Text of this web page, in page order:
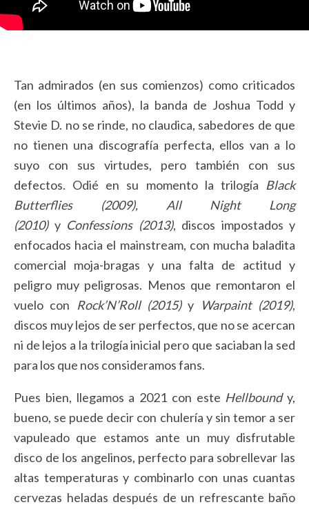
Tan admirados (en sus comienzos) como criticados
(en los últimos años), la banda de Joshua Todd y
Stevie D. no se rinde, no claudica, sabedores de que
no tienen una discografía perfecta, ellos van a lo
suyo con sus virtudes, pero también con sus
defectos. Odié en su momento la trilogía Black
Butterflies (2009), All Night Long
(2010) yConfessions (2013), discos impostados y
enfocados hacia el mainstream, con mucha baladita
comercial moja-bragas y una falta de actitud y
peligro muy peligrosas. Menos que remontaron el
vuelo con Rock’N’Roll (2015)y Warpaint (2019),
discos muy lejos de ser perfectos, que no se acercan
ni de lejos a la trilogía inicial pero que saciaban la sed
para los que nos consideramos fans.
Pues bien, llegamos a 2021 con este Hellboundy,
bueno, se puede decir con chulería y sin temor a ser
vapuleado que estamos ante un muy disfrutable
disco de los angelinos, perfecto para sobrellevar las
altas temperaturas y combinarlo con unas cuantas
cervezas heladas después de un refrescante baño